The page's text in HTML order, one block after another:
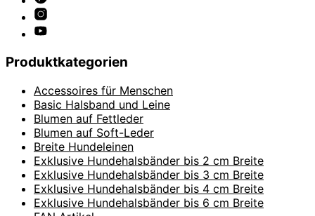
Produktkategorien
Accessoires für Menschen
Basic Halsband und Leine
Blumen auf Fettleder
Blumen auf Soft-Leder
Breite Hundeleinen
Exklusive Hundehalsbänder bis 2 cm Breite
Exklusive Hundehalsbänder bis 3 cm Breite
Exklusive Hundehalsbänder bis 4 cm Breite
Exklusive Hundehalsbänder bis 6 cm Breite